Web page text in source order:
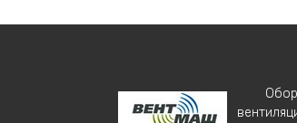
Корзину